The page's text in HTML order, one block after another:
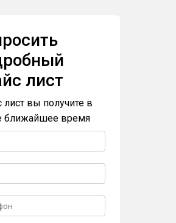
лист
лист вы получите в
ближайшее время